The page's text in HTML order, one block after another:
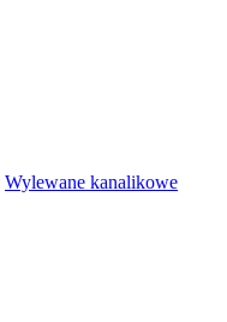
Wylewane kanalikowe